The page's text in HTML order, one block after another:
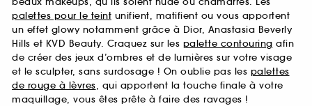
palettes pour le teint unifient, matifient ou vous apportent
un effet glowy notamment grâce à Dior, Anastasia Beverly
Hills et KVD Beauty. Craquez sur les palette contouring afin
de créer des jeux d’ombres et de lumières sur votre visage
et le sculpter, sans surdosage ! On oublie pas les palettes
de rouge à lèvres, qui apportent la touche finale à votre
maquillage, vous êtes prête à faire des ravages !